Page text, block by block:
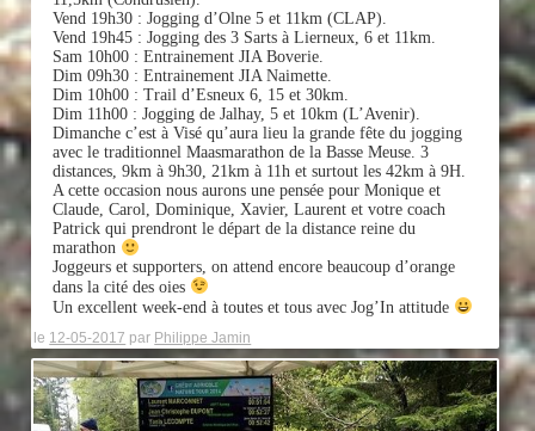
Vend 19h30 : Jogging d’Olne 5 et 11km (CLAP).
Vend 19h45 : Jogging des 3 Sarts à Lierneux, 6 et 11km.
Sam 10h00 : Entrainement JIA Boverie.
Dim 09h30 : Entrainement JIA Naimette.
Dim 10h00 : Trail d’Esneux 6, 15 et 30km.
Dim 11h00 : Jogging de Jalhay, 5 et 10km (L’Avenir).
Dimanche c’est à Visé qu’aura lieu la grande fête du jogging
avec le traditionnel Maasmarathon de la Basse Meuse. 3
distances, 9km à 9h30, 21km à 11h et surtout les 42km à 9H.
A cette occasion nous aurons une pensée pour Monique et
Claude, Carol, Dominique, Xavier, Laurent et votre coach
Patrick qui prendront le départ de la distance reine du
marathon
Joggeurs et supporters, on attend encore beaucoup d’orange
dans la cité des oies
Un excellent week-end à toutes et tous avec Jog’In attitude
le 12-05-2017 par Philippe Jamin